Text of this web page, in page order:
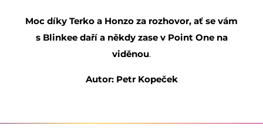
Moc díky Terko a Honzo za rozhovor, ať se vám
s Blinkee daří a někdy zase v Point One na
viděnou.
Autor: Petr Kopeček